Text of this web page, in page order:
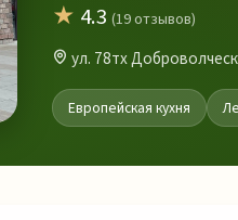
★ 4.3 (19 отзывов)
ул. 78тх
Европейская кухня